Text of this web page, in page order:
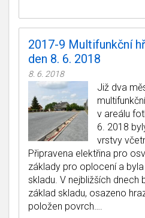
2017-9 Multifunkční
den 8. 6. 2018
8. 6. 2018
Již dva
v areálu
6. 2018
vrstvy
Připravena elektřina pro
základy pro oplocení a
skladu. V nejbližších dnech
základ skladu, osazeno
položen povrch….